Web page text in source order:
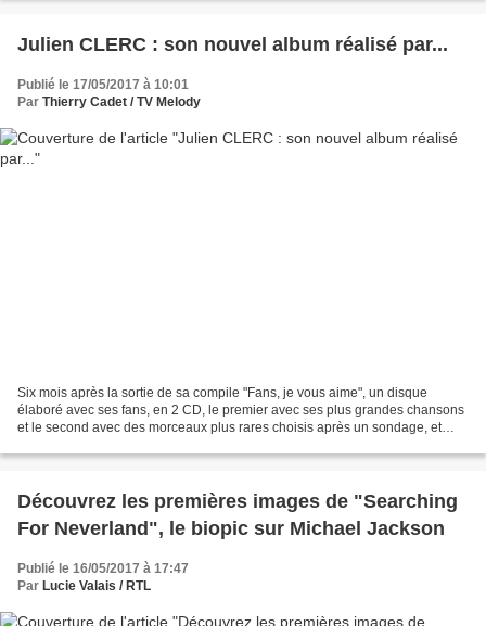
Julien CLERC : son nouvel album réalisé par...
Publié le 17/05/2017 à 10:01
Par Thierry Cadet / TV Melody
Six mois après la sortie de sa compile "Fans, je vous aime", un disque
élaboré avec ses fans, en 2 CD, le premier avec ses plus grandes chansons
et le second avec des morceaux plus rares choisis après un sondage, et
Découvrez les premières images de "Searching
For Neverland", le biopic sur Michael Jackson
Publié le 16/05/2017 à 17:47
Par Lucie Valais / RTL